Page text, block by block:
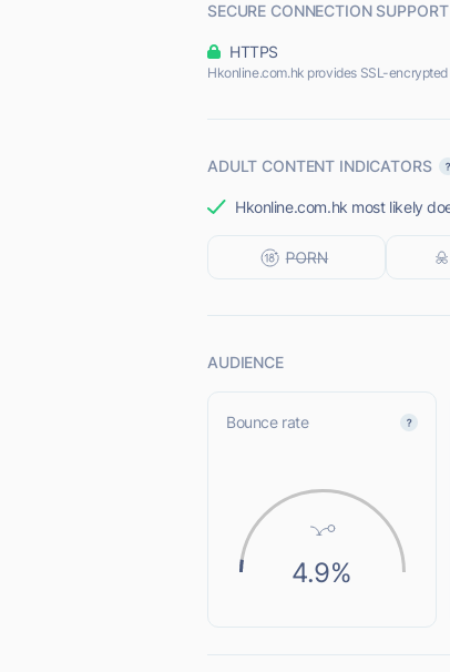
SECURE CONNECTION SUPPORT
HTTPS
Hkonline.com.hk provides SSL-
ADULT CONTENT INDICATORS
Hkonline.com.hk most likely
AUDIENCE
Bounce rate
4.9%